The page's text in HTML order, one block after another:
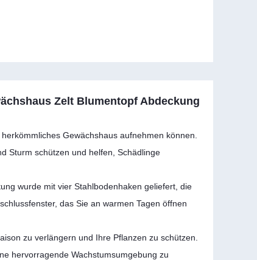
Zelt Blumentopf Abdeckung
Gewächshaus aufnehmen können.
Sturm schützen und helfen, Schädlinge
wurde mit vier Stahlbodenhaken geliefert, die
das Sie an warmen Tagen öffnen
zu verlängern und Ihre Pflanzen zu schützen.
hervorragende Wachstumsumgebung zu